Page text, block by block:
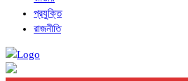
প্রযুক্তি
রাজনীতি